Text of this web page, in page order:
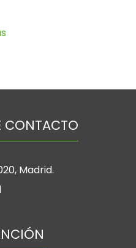
CONTACTO
Madrid.